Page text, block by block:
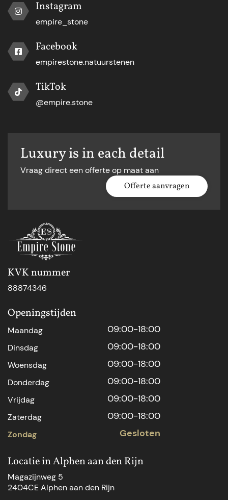
Instagram
empire_stone
Facebook
empirestone.natuurstenen
TikTok
@empire.stone
Luxury is in each detail
Vraag direct een offerte op maat aan
Offerte aanvragen
KVK nummer
88874346
Openingstijden
Maandag 09:00-18:00
Dinsdag 09:00-18:00
Woensdag 09:00-18:00
Donderdag 09:00-18:00
Vrijdag 09:00-18:00
Zaterdag 09:00-18:00
Zondag Gesloten
Locatie in Alphen aan den Rijn
Magazijnweg 5
2404CE Alphen aan den Rijn